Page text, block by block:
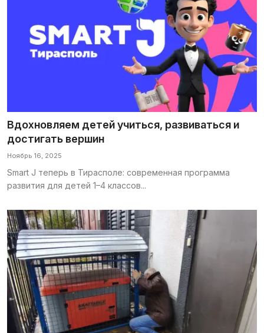
Вдохновляем детей учиться, развиваться и
достигать вершин
Ноябрь 16, 2025
Smart J теперь в Тирасполе: современная программа
развития для детей 1–4 классов...